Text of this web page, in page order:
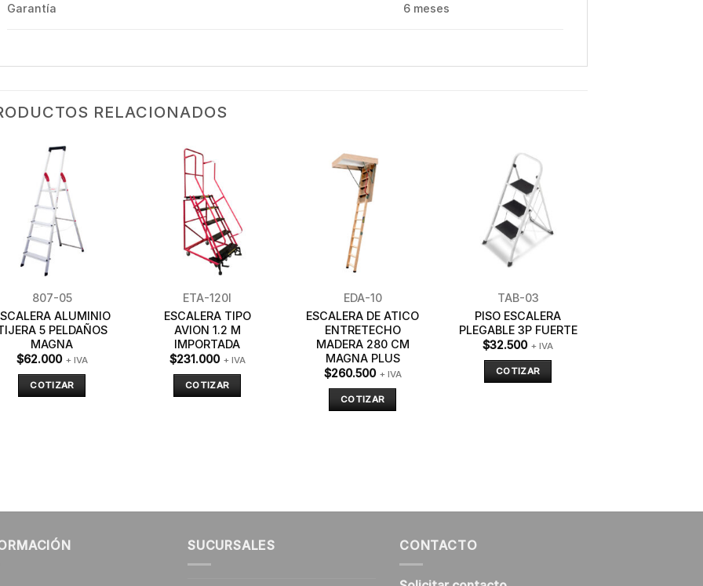
Garantía 6 meses
RELACIONADOS
807-05
ALUMINIO
5 PELDAÑOS
MAGNA
$62.000 + IVA
COTIZAR
ETA-120I
ESCALERA TIPO
AVION 1.2 M
IMPORTADA
$231.000 + IVA
COTIZAR
EDA-10
ESCALERA DE ATICO
ENTRETECHO
MADERA 280 CM
MAGNA PLUS
$260.500 + IVA
COTIZAR
TAB-03
PISO ESCALERA
PLEGABLE 3P FUERTE
$32.500 + IVA
COTIZAR
SUCURSALES CONTACTO